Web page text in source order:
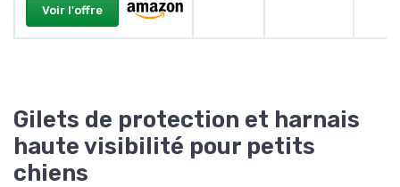
Voir l'offre
Gilets de protection et harnais
haute visibilité pour petits
chiens